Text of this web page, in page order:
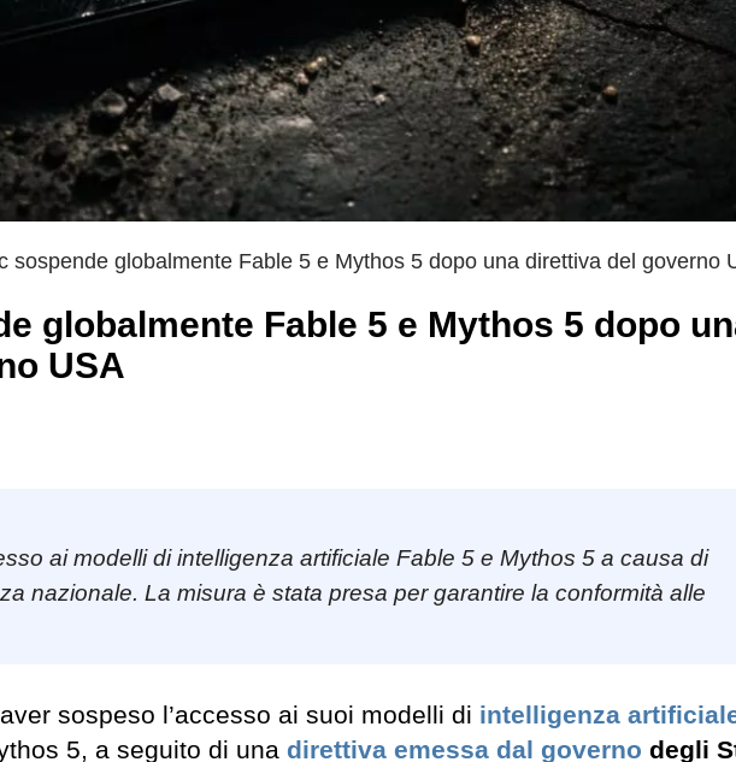
sospende globalmente Fable 5 e Mythos 5 dopo una direttiva del governo
globalmente Fable 5 e Mythos 5 dopo
USA
ai modelli di intelligenza artificiale Fable 5 e Mythos 5 a causa di
nazionale. La misura è stata presa per garantire la conformità alle
sospeso l’accesso ai suoi modelli di intelligenza
5, a seguito di una direttiva emessa dal governo degli